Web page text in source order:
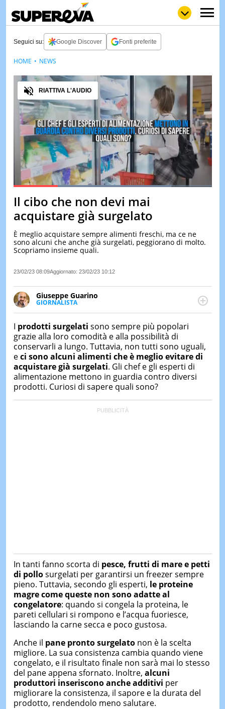
LOLGULP
LOVE
WOW
POP
NEWS
STORIE
VIDEO
& TV
QUIZ
TEST
LE
DI
IERI
Seguici su: Google Discover Fonti preferite
PauseUnmute
Loaded:79.66%
Audio
RIATTIVA L'AUDIO
Il cibo che non devi mai
acquistare già surgelato
È meglio acquistare sempre alimenti freschi, ma ce ne
sono alcuni che anche già surgelati, peggiorano di molto.
Scopriamo insieme quali.
23/02/23 08:09Aggiornato: 23/02/23 10:12
Giuseppe Guarino
GIORNALISTA
Ph(D) in Diritto Comparato e processi di
integrazione e attivo nel campo della ricerca, in
particolare sulla Storia contemporanea di America
Latina e Spagna. Collabora con numerose testate ed
è presidente dell'Associazione Culturale "La
Biblioteca del Sannio".
HOME NEWS
I prodotti surgelati sono sempre più popolari
grazie alla loro comodità e alla possibilità di
conservarli a lungo. Tuttavia, non tutti sono uguali,
eci sono alcuni alimenti che è meglio evitare di
acquistare già surgelati. Gli chef e gli esperti di
alimentazione mettono in guardia contro diversi
prodotti. Curiosi di sapere quali sono?
In tanti fanno scorta di pesce, frutti di mare e petti
di pollosurgelati per garantirsi un freezer sempre
pieno. Tuttavia, secondo gli esperti, le proteine
magre come queste non sono adatte al
congelatore: quando si congela la proteina, le
pareti cellulari si rompono e l’acqua fuoriesce,
lasciando la carne secca e poco gustosa.
Anche il pane pronto surgelatonon è la scelta
migliore. La sua consistenza cambia quando viene
congelato, e il risultato finale non sarà mai lo stesso
del pane appena sfornato. Inoltre, alcuni
produttori inseriscono anche additivi per
migliorare la consistenza, il sapore e la durata del
prodotto, rendendolo meno salutare.